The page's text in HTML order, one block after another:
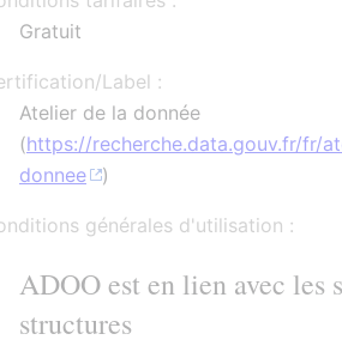
Gratuit
Label :
Atelier de la donnée
(https://recherche.data.gouv.fr/fr/
donnee
)
générales d'utilisation :
ADOO est en lien avec les
structures